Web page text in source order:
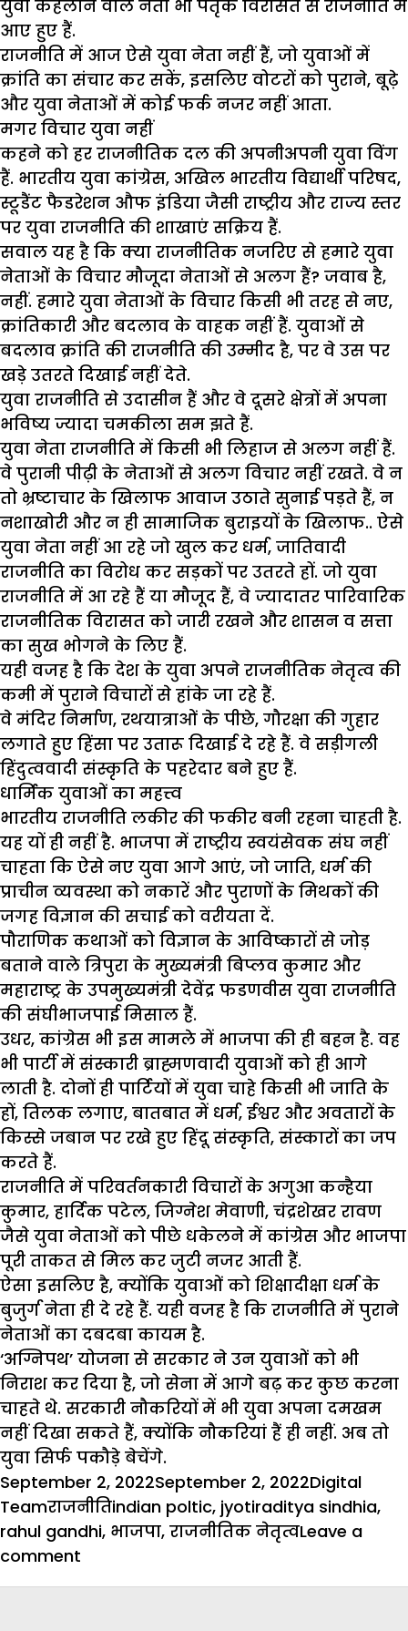
युवा कहलाने वाले नेता भी पैतृक विरासत से राजनीति में
आए हुए हैं.
राजनीति में आज ऐसे युवा नेता नहीं हैं, जो युवाओं में
क्रांति का संचार कर सकें, इसलिए वोटरों को पुराने, बूढ़े
और युवा नेताओं में कोई फर्क नजर नहीं आता.
मगर विचार युवा नहीं
कहने को हर राजनीतिक दल की अपनीअपनी युवा विंग
हैं. भारतीय युवा कांग्रेस, अखिल भारतीय विद्यार्थी परिषद,
स्टूडैंट फैडरेशन औफ इंडिया जैसी राष्ट्रीय और राज्य स्तर
पर युवा राजनीति की शाखाएं सक्रिय हैं.
सवाल यह है कि क्या राजनीतिक नजरिए से हमारे युवा
नेताओं के विचार मौजूदा नेताओं से अलग हैं? जवाब है,
नहीं. हमारे युवा नेताओं के विचार किसी भी तरह से नए,
क्रांतिकारी और बदलाव के वाहक नहीं हैं. युवाओं से
बदलाव क्रांति की राजनीति की उम्मीद है, पर वे उस पर
खड़े उतरते दिखाई नहीं देते.
युवा राजनीति से उदासीन हैं और वे दूसरे क्षेत्रों में अपना
भविष्य ज्यादा चमकीला सम झते हैं.
युवा नेता राजनीति में किसी भी लिहाज से अलग नहीं हैं.
वे पुरानी पीढ़ी के नेताओं से अलग विचार नहीं रखते. वे न
तो भ्रष्टाचार के खिलाफ आवाज उठाते सुनाई पड़ते हैं, न
नशाखोरी और न ही सामाजिक बुराइयों के खिलाफ.. ऐसे
युवा नेता नहीं आ रहे जो खुल कर धर्म, जातिवादी
राजनीति का विरोध कर सड़कों पर उतरते हों. जो युवा
राजनीति में आ रहे हैं या मौजूद हैं, वे ज्यादातर पारिवारिक
राजनीतिक विरासत को जारी रखने और शासन व सत्ता
का सुख भोगने के लिए हैं.
यही वजह है कि देश के युवा अपने राजनीतिक नेतृत्व की
कमी में पुराने विचारों से हांके जा रहे हैं.
वे मंदिर निर्माण, रथयात्राओं के पीछे, गौरक्षा की गुहार
लगाते हुए हिंसा पर उतारू दिखाई दे रहे हैं. वे सड़ीगली
हिंदुत्ववादी संस्कृति के पहरेदार बने हुए हैं.
धार्मिक युवाओं का महत्त्व
भारतीय राजनीति लकीर की फकीर बनी रहना चाहती है.
यह यों ही नहीं है. भाजपा में राष्ट्रीय स्वयंसेवक संघ नहीं
चाहता कि ऐसे नए युवा आगे आएं, जो जाति, धर्म की
प्राचीन व्यवस्था को नकारें और पुराणों के मिथकों की
जगह विज्ञान की सचाई को वरीयता दें.
पौराणिक कथाओं को विज्ञान के आविष्कारों से जोड़
बताने वाले त्रिपुरा के मुख्यमंत्री बिप्लव कुमार और
महाराष्ट्र के उपमुख्यमंत्री देवेंद्र फडणवीस युवा राजनीति
की संघीभाजपाई मिसाल हैं.
उधर, कांग्रेस भी इस मामले में भाजपा की ही बहन है. वह
भी पार्टी में संस्कारी ब्राह्मणवादी युवाओं को ही आगे
लाती है. दोनों ही पार्टियों में युवा चाहे किसी भी जाति के
हों, तिलक लगाए, बातबात में धर्म, ईश्वर और अवतारों के
किस्से जबान पर रखे हुए हिंदू संस्कृति, संस्कारों का जप
करते हैं.
राजनीति में परिवर्तनकारी विचारों के अगुआ कन्हैया
कुमार, हार्दिक पटेल, जिग्नेश मेवाणी, चंद्रशेखर रावण
जैसे युवा नेताओं को पीछे धकेलने में कांग्रेस और भाजपा
पूरी ताकत से मिल कर जुटी नजर आती हैं.
ऐसा इसलिए है, क्योंकि युवाओं को शिक्षादीक्षा धर्म के
बुजुर्ग नेता ही दे रहे हैं. यही वजह है कि राजनीति में पुराने
नेताओं का दबदबा कायम है.
‘अग्निपथ’ योजना से सरकार ने उन युवाओं को भी
निराश कर दिया है, जो सेना में आगे बढ़ कर कुछ करना
चाहते थे. सरकारी नौकरियों में भी युवा अपना दमखम
नहीं दिखा सकते हैं, क्योंकि नौकरियां हैं ही नहीं. अब तो
युवा सिर्फ पकौड़े बेचेंगे.
Posted
on
September 2, 2022September 2, 2022Author
Digital
TeamCategories
राजनीतिTags
indian poltic, jyotiraditya sindhia,
rahul gandhi, भाजपा, राजनीतिक नेतृत्वLeave a
comment